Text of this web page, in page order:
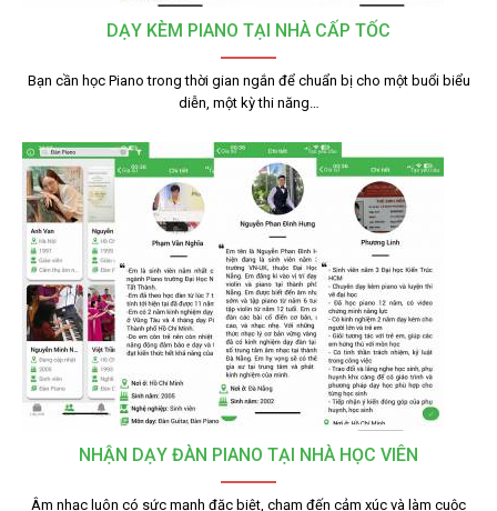
DẠY KÈM PIANO TẠI NHÀ CẤP TỐC
Bạn cần học Piano trong thời gian ngắn để chuẩn bị cho một buổi biểu
diễn, một kỳ thi năng…
NHẬN DẠY ĐÀN PIANO TẠI NHÀ HỌC VIÊN
Âm nhạc luôn có sức mạnh đặc biệt, chạm đến cảm xúc và làm cuộc